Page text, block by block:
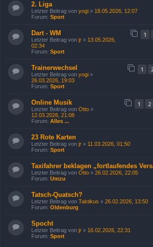
2. Liga
Letzter Beitrag von yogi » 18.05.2026, 12:07
Forum: Sport
Dart - WM 1
Letzter Beitrag von jr » 13.05.2026,
02:34
Forum: Sport
Trainerwechsel 1
Letzter Beitrag von yogi »
26.03.2026, 19:03
Forum: Sport
Online Musik 1 2
Letzter Beitrag von Otto »
12.03.2026, 21:08
Forum: Alles ...
23 Rote Karten
Letzter Beitrag von jr » 11.03.2026, 01:50
Forum: Sport
Taxifahrer beklagen „fortlaufendes
Letzter Beitrag von Otto » 26.02.2026, 22:05
Forum: Umzu
Tatsch-Quatsch?
Letzter Beitrag von Taktikus » 26.02.2026, 13:50
Forum: Oldenburg
Spocht
Letzter Beitrag von jr » 16.02.2026, 22:31
Forum: Sport